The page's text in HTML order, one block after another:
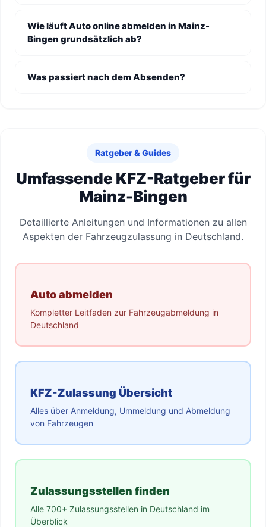
Wie läuft Auto online abmelden in Mainz-
Bingen grundsätzlich ab?
Was passiert nach dem Absenden?
Ratgeber & Guides
Umfassende KFZ-Ratgeber für
Mainz-Bingen
Detaillierte Anleitungen und Informationen zu allen
Aspekten der Fahrzeugzulassung in Deutschland.
Auto abmelden
Kompletter Leitfaden zur Fahrzeugabmeldung in
Deutschland
KFZ-Zulassung Übersicht
Alles über Anmeldung, Ummeldung und Abmeldung
von Fahrzeugen
Zulassungsstellen finden
Alle 700+ Zulassungsstellen in Deutschland im
Überblick